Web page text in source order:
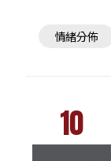
情緒分佈
10